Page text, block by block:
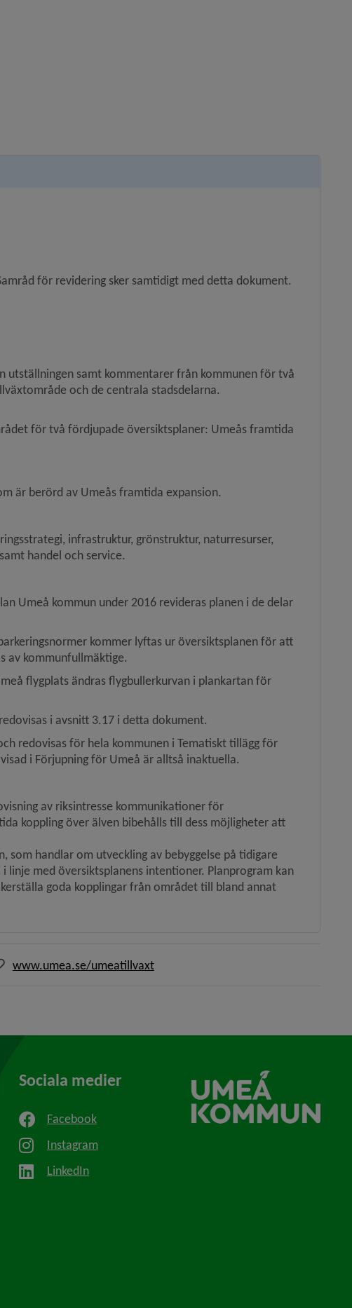
för revidering sker samtidigt med detta dokument.
fönster.
utställningen samt kommentarer från kommunen för två
och de centrala stadsdelarna.
för två fördjupade översiktsplaner: Umeås framtida
är berörd av Umeås framtida expansion.
infrastruktur, grönstruktur, naturresurser,
handel och service.
Umeå kommun under 2016 revideras planen i de delar
kommer lyftas ur översiktsplanen för att
av kommunfullmäktige.
flygplats ändras flygbullerkurvan i plankartan för
i avsnitt 3.17 i detta dokument.
redovisas för hela kommunen i Tematiskt tillägg för
i Förjupning för Umeå är alltså inaktuella.
av riksintresse kommunikationer för
koppling över älven bibehålls till dess möjligheter att
som handlar om utveckling av bebyggelse på tidigare
linje med översiktsplanens intentioner. Planprogram kan
goda kopplingar från området till bland annat
www.umea.se/umeatillvaxt
Sociala medier
Facebook
Instagram
LinkedIn